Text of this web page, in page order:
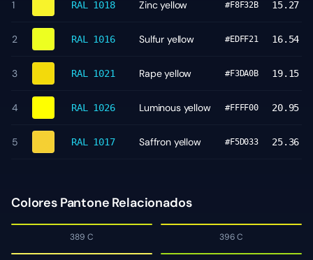
1 RAL 1018 Zinc yellow #F8F32B 15.27
2 RAL 1016 Sulfur yellow #EDFF21 16.54
3 RAL 1021 Rape yellow #F3DA0B 19.15
4 RAL 1026 Luminous yellow #FFFF00 20.95
5 RAL 1017 Saffron yellow #F5D033 25.36
Colores Pantone Relacionados
389 C 396 C